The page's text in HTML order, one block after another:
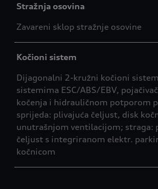
Stražnja osovina
Zavareni sklop stražnje osovine
Kočioni sistem
Dijagonalni 2-kružni kočioni
sistemima ESC/ABS/EBV,
kočenja i hidrauličnom potporom
sprijeda: plivajuća čeljust, disk
unutrašnjom ventilacijom; straga:
čeljust s integriranom elektr.
kočnicom